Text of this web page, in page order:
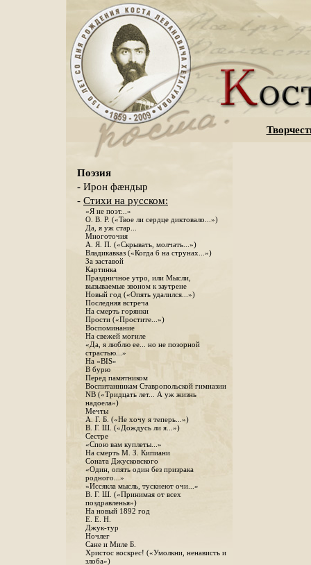
Поэзия
- Ирон фæндыр
- Стихи на русском:
«Я не поэт...»
О. В. Р. («Твое ли сердце диктовало...»)
Да, я уж стар...
Многоточия
А. Я. П. («Скрывать, молчать...»)
Владикавказ («Когда б на струнах...»)
За заставой
Картинка
Праздничное утро, или Мысли,
вызываемые звоном к заутрене
Новый год («Опять удалился...»)
Последняя встреча
На смерть горянки
Прости («Простите...»)
Воспоминание
На свежей могиле
«Да, я люблю ее... но не позорной
страстью...»
На «BIS»
В бурю
Перед памятником
Воспитанникам Ставропольской гимназии
NB («Тридцать лет... А уж жизнь
надоела»)
Мечты
А. Г. Б. («Не хочу я теперь...»)
В. Г. Ш. («Дождусь ли я...»)
Сестре
«Спою вам куплеты...»
На смерть М. З. Кипиани
Соната Джусковского
«Один, опять один без призрака
родного...»
«Иссякла мысль, тускнеют очи...»
В. Г. Ш. («Принимая от всех
поздравленья»)
На новый 1892 год
Е. Е. Н.
Джук-тур
Ночлег
Сане и Миле Б.
Христос воскрес! («Умолкни, ненависть и
злоба»)